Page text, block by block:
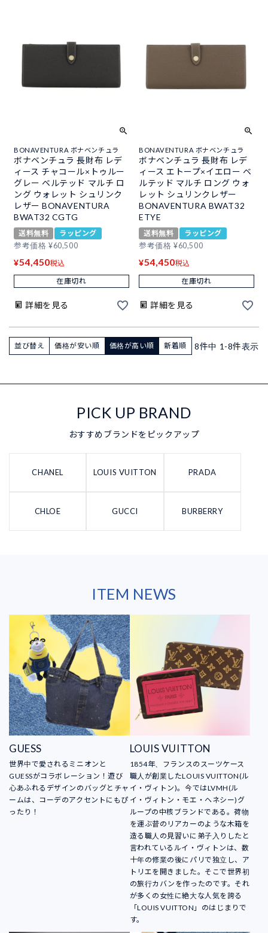
BONAVENTURA ボナベンチュラ
ボナベンチュラ 長財布 レデ
ィース チャコール×トゥルー
グレー ベルテッド マルチ ロ
ング ウォレット シュリンク
レザー BONAVENTURA
BWAT32 CGTG
送料無料
ラッピング
参考価格 ¥60,500
¥54,450税込
在庫切れ
詳細を見る
BONAVENTURA ボナベンチュラ
ボナベンチュラ 長財布 レデ
ィース エトープ×イエロー ベ
ルテッド マルチ ロング ウォ
レット シュリンクレザー
BONAVENTURA BWAT32
ETYE
送料無料
ラッピング
参考価格 ¥60,500
¥54,450税込
在庫切れ
詳細を見る
並び替え 価格が安い順 価格が高い順 新着順 8件中 1 -8件表示
PICK UP BRAND
おすすめブランドをピックアップ
CHANEL LOUIS VUITTON PRADA
CHLOE GUCCI BURBERRY
ITEM NEWS
GUESS
世界中で愛されるミニオンと
GUESSがコラボレーション！遊び
心あふれるデザインのバッグとチャ
ームは、コーデのアクセントにもぴ
ったり！
LOUIS VUITTON
1854年、フランスのスーツケース
職人が創業したLOUIS VUITTON(ル
イ・ヴィトン)。今ではLVMH(ル
イ・ヴィトン・モエ・ヘネシー)グ
ループの中核ブランドである。荷物
を運ぶ昔のリアカーのような木箱を
造る職人の見習いに弟子入りしたと
言われているルイ・ヴィトンは、数
十年の修業の後にパリで独立し、ア
トリエを開きました。そこで世界初
の旅行カバンを作ったのです。それ
が多くの女性に絶大な人気を誇る
「LOUIS VUITTON」のはじまりで
す。